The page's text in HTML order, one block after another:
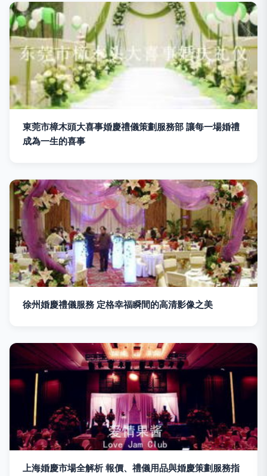
東莞市樟木頭大喜事婚慶禮儀策劃服務部 讓每一場婚禮
成為一生的喜事
徐州婚慶禮儀服務 定格幸福瞬間的高清影像之美
上海婚慶市場全解析 報價、禮儀用品與婚慶策劃服務指